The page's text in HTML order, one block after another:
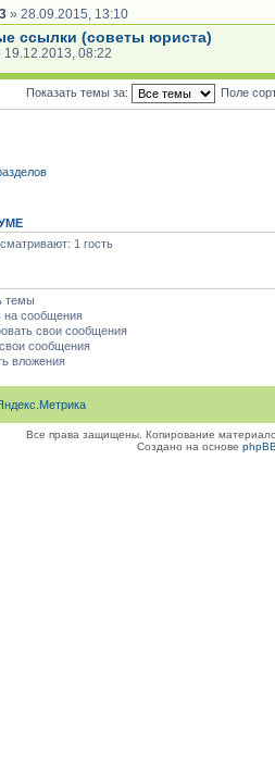
» 28.09.2015, 13:10
ссылки (советы юриста)
08:22
Показать темы за: Поле
1 гость
темы
на сообщения
свои сообщения
сообщения
вложения
Все права защищены. Копирование
Создано на основе